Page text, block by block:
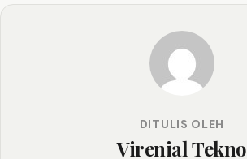
DITULIS OLEH
Virenial Tekno